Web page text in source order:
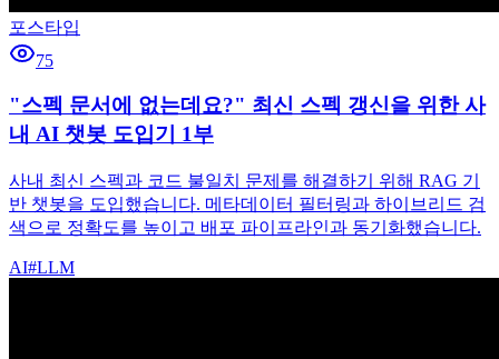
포스타입
75
"스펙 문서에 없는데요?" 최신 스펙 갱신을 위한 사
내 AI 챗봇 도입기 1부
사내 최신 스펙과 코드 불일치 문제를 해결하기 위해 RAG 기
반 챗봇을 도입했습니다. 메타데이터 필터링과 하이브리드 검
색으로 정확도를 높이고 배포 파이프라인과 동기화했습니다.
AI#LLM